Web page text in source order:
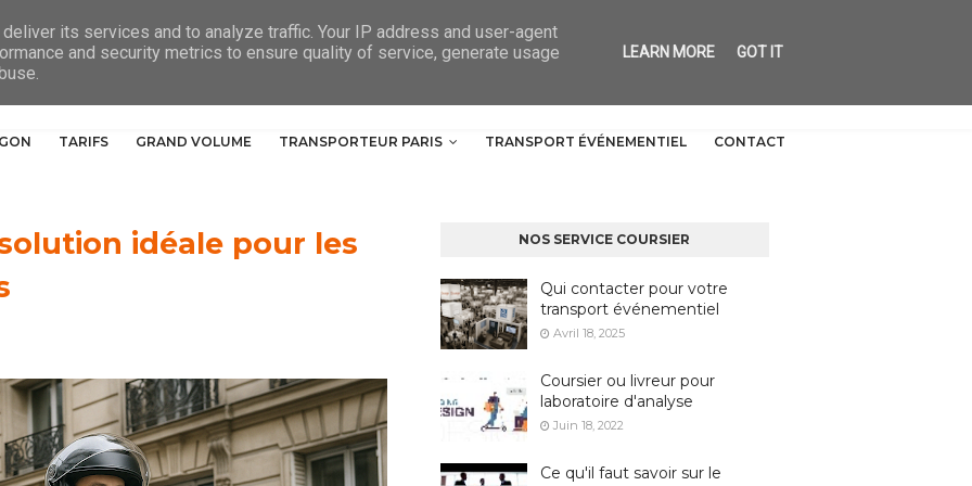
TARIFS GRAND VOLUME TRANSPORTEUR PARIS TRANSPORT ÉVÉNEMENTIEL CONTACT
idéale pour les
NOS SERVICE COURSIER
Qui contacter pour votre
transport événementiel
Avril 18, 2025
Coursier ou livreur pour
laboratoire d'analyse
Juin 18, 2022
Ce qu'il faut savoir sur le
its services and to analyze traffic. Your IP address and user-agent
and security metrics to ensure quality of service, generate usage
LEARN MORE GOT IT